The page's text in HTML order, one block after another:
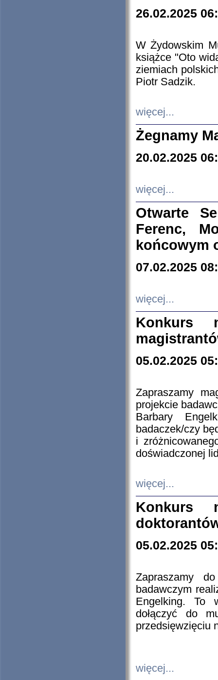
26.02.2025
W Żydowskim
książce "Oto
ziemiach
Piotr Sadzik.
więcej...
Żegnamy
20.02.2025
więcej...
Otwarte
Ferenc,
końcowym
07.02.2025
więcej...
Konkurs
05.02.2025
Zapraszamy
projekcie
Barbary
badaczek/czy
i
doświadczonej
więcej...
Konkurs
05.02.2025
Zapraszamy
badawczym
Engelking. To
dołączyć do
przedsięwzięciu
więcej...